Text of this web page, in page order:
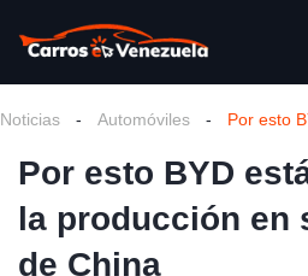
Noticias - Automóviles -
Por esto BYD
la producción en
de China